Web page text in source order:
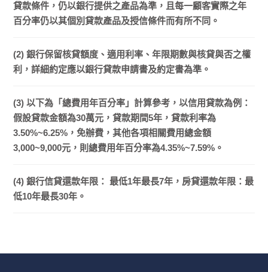
貸款條件，仍以銀行提供之產品為準，且每一顧客實際之年
百分率仍以其個別貸款產品及授信條件而有所不同。
(2) 銀行保留核貸額度、適用利率、年限期數與核貸與否之權
利，詳細約定應以銀行貸款申請書及約定書為準。
(3) 以下為「總費用年百分率」計算參考，以信用貸款為例：
假設貸款金額為30萬元，貸款期間5年，貸款利率為
3.50%~6.25%，免辦費，其他各項相關費用總金額
3,000~9,000元，則總費用年百分率為4.35%~7.59%。
(4) 銀行信貸還款年限： 最低1年最長7年，房貸還款年限：最
低10年最長30年。